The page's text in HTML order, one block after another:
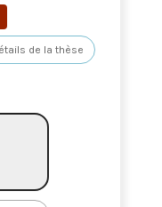
de la thèse